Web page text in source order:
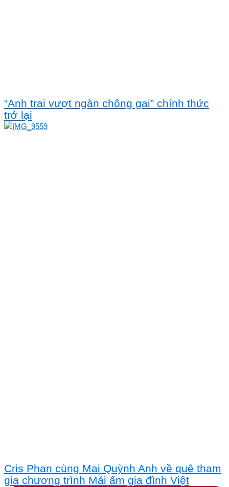
“Anh trai vượt ngàn chông gai” chính thức
trở lại
Cris Phan cùng Mai Quỳnh Anh về quê tham
gia chương trình Mái ấm gia đình Việt